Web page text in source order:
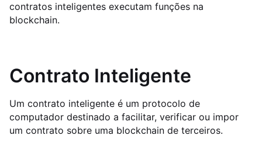
contratos inteligentes executam funções na
blockchain.
Contrato Inteligente
Um contrato inteligente é um protocolo de
computador destinado a facilitar, verificar ou impor
um contrato sobre uma blockchain de terceiros.